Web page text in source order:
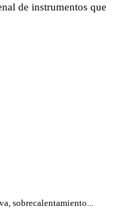
de instrumentos que
sobrecalentamiento...